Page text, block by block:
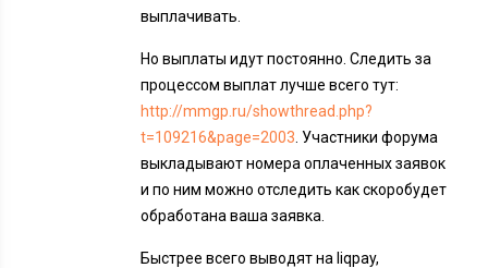
выплачивать.
Но выплаты идут постоянно. Следить за
процессом выплат лучше всего тут:
http://mmgp.ru/showthread.php?
t=109216&page=2003 . Участники форума
выкладывают номера оплаченных заявок
и по ним можно отследить как скоробудет
обработана ваша заявка.
Быстрее всего выводят на liqpay,